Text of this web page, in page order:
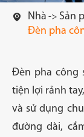
 Nhà Sản
Đèn pha
Đèn pha công
tiện lợi rảnh
và sử dụng
đường dài,